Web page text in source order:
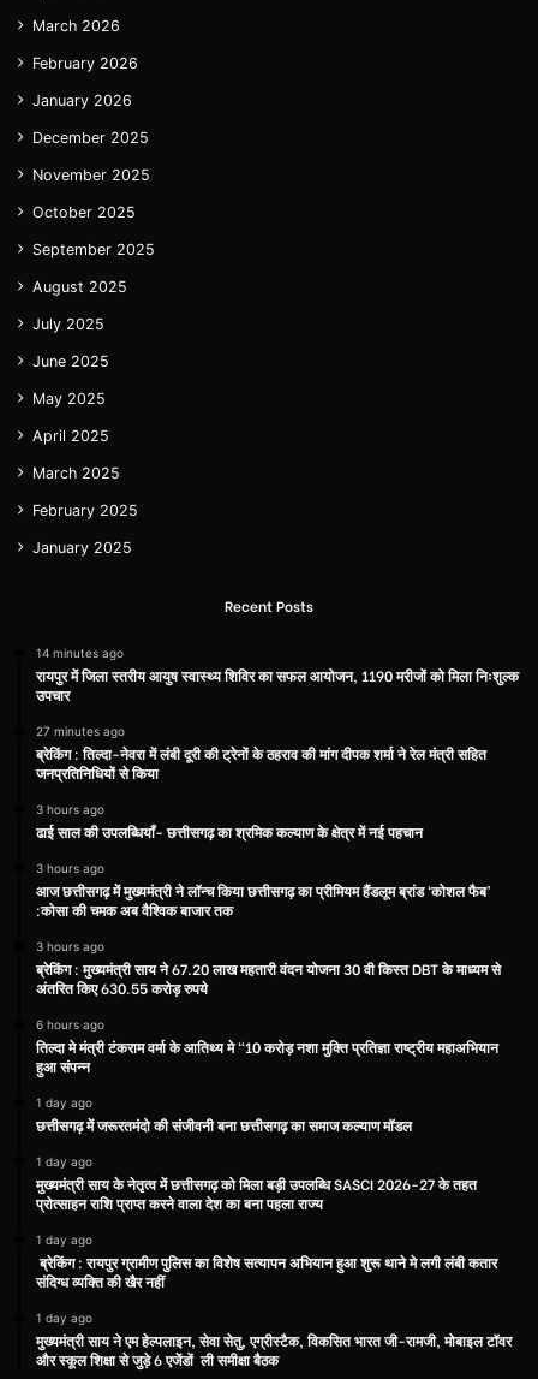
March 2026
February 2026
January 2026
December 2025
November 2025
October 2025
September 2025
August 2025
July 2025
June 2025
May 2025
April 2025
March 2025
February 2025
January 2025
Recent Posts
14 minutes ago
रायपुर में जिला स्तरीय आयुष स्वास्थ्य शिविर का सफल आयोजन, 1190 मरीजों को मिला निःशुल्क
उपचार
27 minutes ago
ब्रेकिंग : तिल्दा-नेवरा में लंबी दूरी की ट्रेनों के ठहराव की मांग दीपक शर्मा ने रेल मंत्री सहित
जनप्रतिनिधियों से किया
3 hours ago
ढाई साल की उपलब्धियाँ- छत्तीसगढ़ का श्रमिक कल्याण के क्षेत्र में नई पहचान
3 hours ago
आज छत्तीसगढ़ में मुख्यमंत्री ने लॉन्च किया छत्तीसगढ़ का प्रीमियम हैंडलूम ब्रांड ‘कोशल फैब’
:कोसा की चमक अब वैश्विक बाजार तक
3 hours ago
ब्रेकिंग : मुख्यमंत्री साय ने 67.20 लाख महतारी वंदन योजना 30 वी किस्त DBT के माध्यम से
अंतरित किए 630.55 करोड़ रुपये
6 hours ago
तिल्दा मे मंत्री टंकराम वर्मा के आतिथ्य मे “10 करोड़ नशा मुक्ति प्रतिज्ञा राष्ट्रीय महाअभियान
हुआ संपन्न
1 day ago
छत्तीसगढ़ में जरूरतमंदो की संजीवनी बना छत्तीसगढ़ का समाज कल्याण मॉडल
1 day ago
मुख्यमंत्री साय के नेतृत्व में छत्तीसगढ़ को मिला बड़ी उपलब्धि SASCI 2026-27 के तहत
प्रोत्साहन राशि प्राप्त करने वाला देश का बना पहला राज्य
1 day ago
ब्रेकिंग : रायपुर ग्रामीण पुलिस का विशेष सत्यापन अभियान हुआ शुरू थाने मे लगी लंबी कतार
संदिग्ध व्यक्ति की खैर नहीं
1 day ago
मुख्यमंत्री साय ने एम हेल्पलाइन, सेवा सेतु, एग्रीस्टैक, विकसित भारत जी-रामजी, मोबाइल टॉवर
और स्कूल शिक्षा से जुड़े 6 एजेंडों ली समीक्षा बैठक